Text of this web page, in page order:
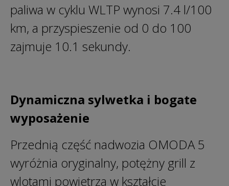
paliwa w cyklu WLTP wynosi 7.4 l/100
km, a przyspieszenie od 0 do 100
zajmuje 10.1 sekundy.
Dynamiczna sylwetka i bogate
wyposażenie
Przednią część nadwozia OMODA 5
wyróżnia oryginalny, potężny grill z
wlotami powietrza w kształcie